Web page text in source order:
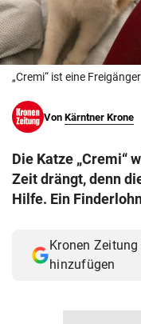
© Krone Multimedia
Muthgasse 2, 1190 Wien
„Cremi“ ist eine
Von Kärntner Krone
Die Katze „Cremi“
Zeit drängt, denn
Hilfe. Ein
Kronen
hinzufügen